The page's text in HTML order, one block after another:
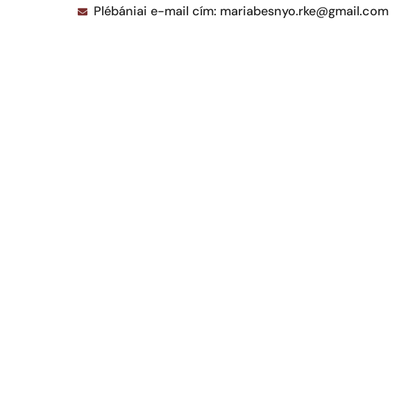
Plébániai e-mail cím: mariabesnyo.rke@gmail.com